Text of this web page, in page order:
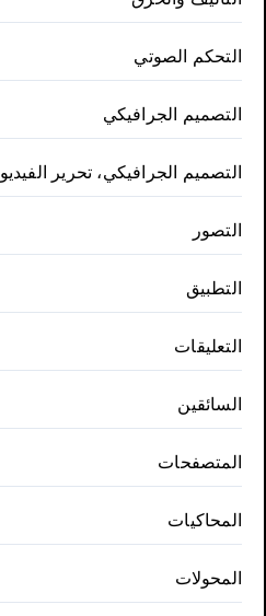
التحكم الصوتي
التصميم الجرافيكي
التصميم الجرافيكي، تحرير الفيديو
التصور
التطبيق
التعليقات
السائقين
المتصفحات
المحاكيات
المحولات